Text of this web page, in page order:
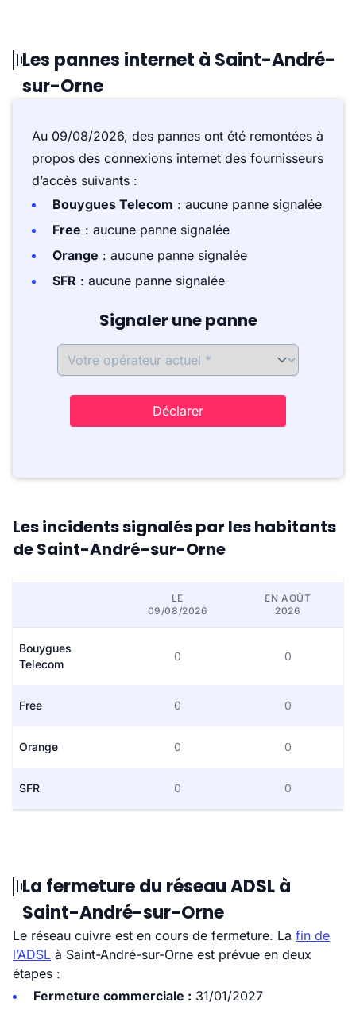
Les pannes internet à Saint-André-
sur-Orne
Au 09/08/2026, des pannes ont été remontées à
propos des connexions internet des fournisseurs
d’accès suivants :
Bouygues Telecom : aucune panne signalée
Free : aucune panne signalée
Orange : aucune panne signalée
SFR : aucune panne signalée
Signaler une panne
Déclarer
Les incidents signalés par les habitants
de Saint-André-sur-Orne
LE
09/08/2026
EN AOÛT
2026
Bouygues
Telecom
0 0
Free 0 0
Orange 0 0
SFR 0 0
La fermeture du réseau ADSL à
Saint-André-sur-Orne
Le réseau cuivre est en cours de fermeture. La fin de
l’ADSL à Saint-André-sur-Orne est prévue en deux
étapes :
Fermeture commerciale : 31/01/2027